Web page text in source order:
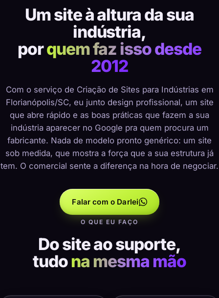
Um site à altura da sua
indústria,
porquem faz isso desde
2012
Com o serviço de Criação de Sites para Indústrias em
Florianópolis/SC, eu junto design profissional, um site
que abre rápido e as boas práticas que fazem a sua
indústria aparecer no Google pra quem procura um
fabricante. Nada de modelo pronto genérico: um site
sob medida, que mostra a força que a sua estrutura já
tem. O comercial sente a diferença na hora de negociar.
Falar com o Darlei
O QUE EU FAÇO
Do site ao suporte,
tudona mesma mão